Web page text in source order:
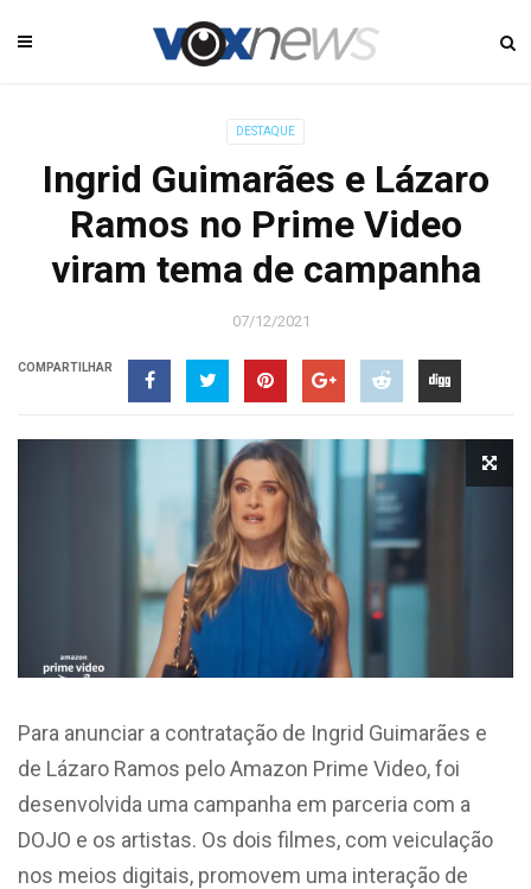
DESTAQUE
Ingrid Guimarães e Lázaro
Ramos no Prime Video
viram tema de campanha
07/12/2021
COMPARTILHAR
Para anunciar a contratação de Ingrid Guimarães e
de Lázaro Ramos pelo Amazon Prime Video, foi
desenvolvida uma campanha em parceria com a
DOJO e os artistas. Os dois filmes, com veiculação
nos meios digitais, promovem uma interação de